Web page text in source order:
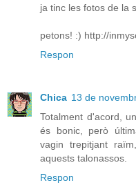
ja tinc les fotos de la
petons! :) http://
Respon
Chica 13 de
Totalment d'acord,
és bonic, però
vagin trepitjant
aquests talonassos.
Respon